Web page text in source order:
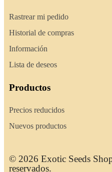
Rastrear mi pedido
Historial de compras
Información
Lista de deseos
Productos
Precios reducidos
Nuevos productos
© 2026 Exotic Seeds
reservados.